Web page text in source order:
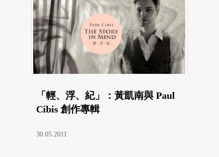
「輕、浮、紀」：黃凱南與 Paul
Cibis 創作專輯
30.05.2011